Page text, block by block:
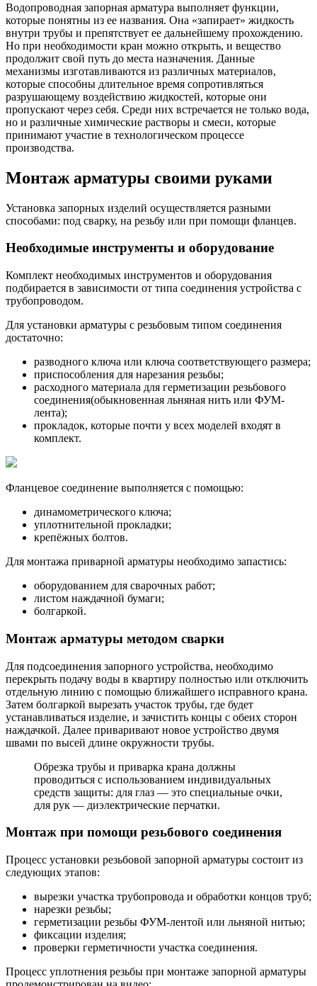
Водопроводная запорная арматура выполняет функции,
которые понятны из ее названия. Она «запирает» жидкость
внутри трубы и препятствует ее дальнейшему прохождению.
Но при необходимости кран можно открыть, и вещество
продолжит свой путь до места назначения. Данные
механизмы изготавливаются из различных материалов,
которые способны длительное время сопротивляться
разрушающему воздействию жидкостей, которые они
пропускают через себя. Среди них встречается не только вода,
но и различные химические растворы и смеси, которые
принимают участие в технологическом процессе
производства.
Монтаж арматуры своими руками
Установка запорных изделий осуществляется разными
способами: под сварку, на резьбу или при помощи фланцев.
Необходимые инструменты и оборудование
Комплект необходимых инструментов и оборудования
подбирается в зависимости от типа соединения устройства с
трубопроводом.
Для установки арматуры с резьбовым типом соединения
достаточно:
разводного ключа или ключа соответствующего размера;
приспособления для нарезания резьбы;
расходного материала для герметизации резьбового
соединения(обыкновенная льняная нить или ФУМ-
лента);
прокладок, которые почти у всех моделей входят в
комплект.
Фланцевое соединение выполняется с помощью:
динамометрического ключа;
уплотнительной прокладки;
крепёжных болтов.
Для монтажа приварной арматуры необходимо запастись:
оборудованием для сварочных работ;
листом наждачной бумаги;
болгаркой.
Монтаж арматуры методом сварки
Для подсоединения запорного устройства, необходимо
перекрыть подачу воды в квартиру полностью или отключить
отдельную линию с помощью ближайшего исправного крана.
Затем болгаркой вырезать участок трубы, где будет
устанавливаться изделие, и зачистить концы с обеих сторон
наждачкой. Далее приваривают новое устройство двумя
швами по высей длине окружности трубы.
Обрезка трубы и приварка крана должны
проводиться с использованием индивидуальных
средств защиты: для глаз — это специальные очки,
для рук — диэлектрические перчатки.
Монтаж при помощи резьбового соединения
Процесс установки резьбовой запорной арматуры состоит из
следующих этапов:
вырезки участка трубопровода и обработки концов труб;
нарезки резьбы;
герметизации резьбы ФУМ-лентой или льняной нитью;
фиксации изделия;
проверки герметичности участка соединения.
Процесс уплотнения резьбы при монтаже запорной арматуры